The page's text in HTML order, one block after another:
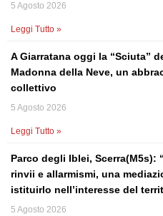
5 Agosto 2026
Leggi Tutto »
A Giarratana oggi la “Sciuta”
Madonna della Neve, un
collettivo
5 Agosto 2026
Leggi Tutto »
Parco degli Iblei, Scerra(M5s):
rinvii e allarmismi, una
istituirlo nell’interesse del
5 Agosto 2026